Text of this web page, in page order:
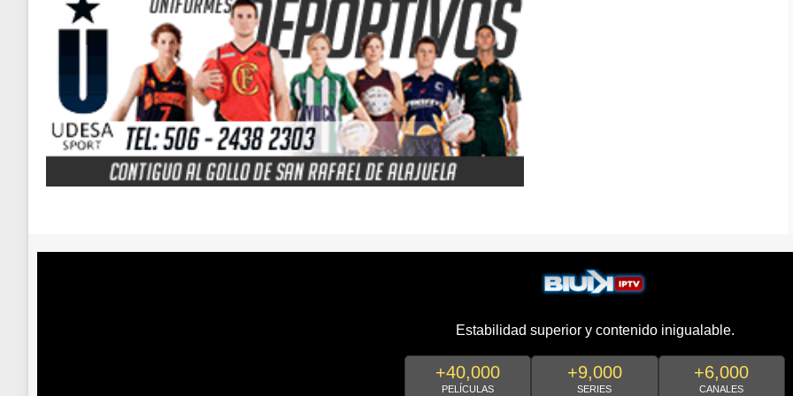
Estabilidad superior y contenido inigualable.
+40,000
PELÍCULAS
+9,000
SERIES
+6,000
CANALES